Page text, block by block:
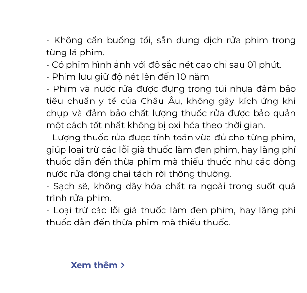
- Không cần buồng tối, sẵn dung dịch rửa phim trong
từng lá phim.
- Có phim hình ảnh với độ sắc nét cao chỉ sau 01 phút.
- Phim lưu giữ độ nét lên đến 10 năm.
- Phim và nước rửa được đựng trong túi nhựa đảm bảo
tiêu chuẩn y tế của Châu Âu, không gây kích ứng khi
chụp và đảm bảo chất lượng thuốc rửa được bảo quản
một cách tốt nhất không bị oxi hóa theo thời gian.
- Lượng thuốc rửa được tính toán vừa đủ cho từng phim,
giúp loại trừ các lỗi già thuốc làm đen phim, hay lãng phí
thuốc dẫn đến thừa phim mà thiếu thuốc như các dòng
nước rửa đóng chai tách rời thông thường.
- Sạch sẽ, không dây hóa chất ra ngoài trong suốt quá
trình rửa phim.
- Loại trừ các lỗi già thuốc làm đen phim, hay lãng phí
thuốc dẫn đến thừa phim mà thiếu thuốc.
Xem thêm